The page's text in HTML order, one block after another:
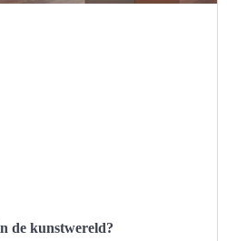
de kunstwereld?